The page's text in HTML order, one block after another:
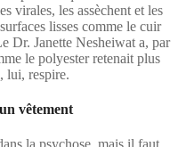
virales, les assèchent et les
lisses comme le cuir
Dr. Janette Nesheiwat a, par
le polyester retenait plus
lui, respire.
vêtement